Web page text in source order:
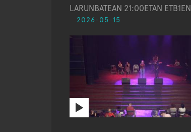
LARUNBATEAN 21:00ETAN ETB1EN
2026-05-15